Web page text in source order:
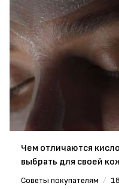
Чем отличаются
выбрать для своей
Советы покупателям /